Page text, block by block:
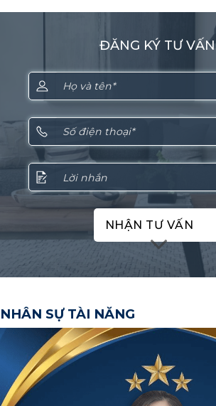
ĐĂNG KÝ TƯ VẤN
NHẬN TƯ VẤN
NHÂN SỰ TÀI NĂNG